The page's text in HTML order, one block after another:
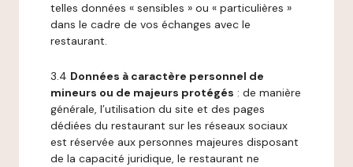
telles données « sensibles » ou « particulières »
dans le cadre de vos échanges avec le
restaurant.
3.4 Données à caractère personnel de
mineurs ou de majeurs protégés : de manière
générale, l’utilisation du site et des pages
dédiées du restaurant sur les réseaux sociaux
est réservée aux personnes majeures disposant
de la capacité juridique, le restaurant ne